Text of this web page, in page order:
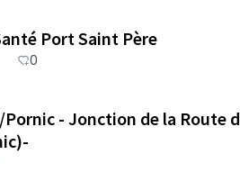
Port Saint Père
0
- Jonction de la Route